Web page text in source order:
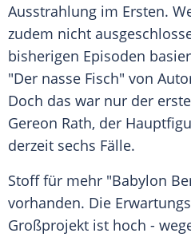
Ausstrahlung im Ersten.
zudem nicht
bisherigen Episoden
"Der nasse Fisch" von
Doch das war nur der
Gereon Rath, der
derzeit sechs Fälle.
Stoff für mehr "Babylon
vorhanden. Die
Großprojekt ist hoch -